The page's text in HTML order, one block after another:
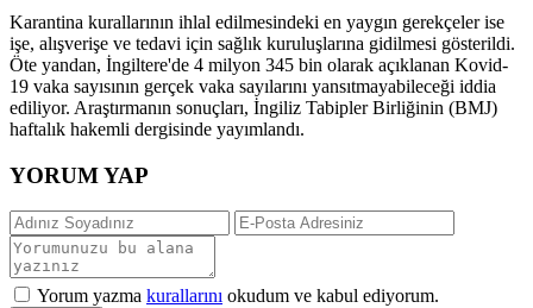
Karantina kurallarının ihlal edilmesindeki en yaygın gerekçeler ise
işe, alışverişe ve tedavi için sağlık kuruluşlarına gidilmesi gösterildi.
Öte yandan, İngiltere'de 4 milyon 345 bin olarak açıklanan Kovid-
19 vaka sayısının gerçek vaka sayılarını yansıtmayabileceği iddia
ediliyor. Araştırmanın sonuçları, İngiliz Tabipler Birliğinin (BMJ)
haftalık hakemli dergisinde yayımlandı.
YORUM YAP
Yorum yazma kurallarını okudum ve kabul ediyorum.